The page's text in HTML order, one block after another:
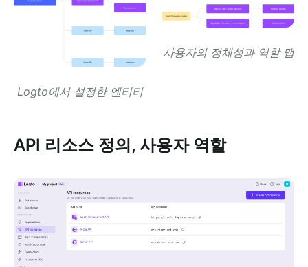
Logto에서 설정한 엔티티
사용자의 정체성과 역할 맵
API 리소스 정의, 사용자 역할